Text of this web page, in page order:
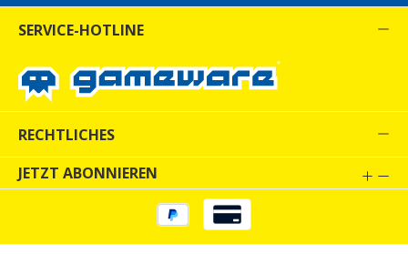
SERVICE-HOTLINE
RECHTLICHES
JETZT ABONNIEREN